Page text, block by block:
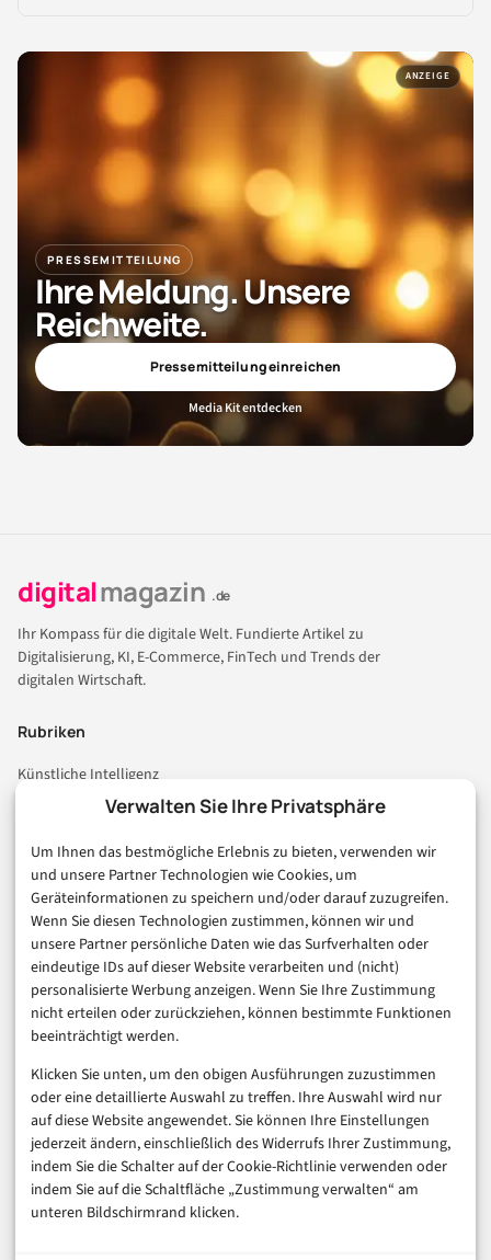
Verwalten Sie Ihre Privatsphäre
Um Ihnen das bestmögliche Erlebnis zu bieten, verwenden wir
und unsere Partner Technologien wie Cookies, um
Geräteinformationen zu speichern und/oder darauf zuzugreifen.
Wenn Sie diesen Technologien zustimmen, können wir und
unsere Partner persönliche Daten wie das Surfverhalten oder
eindeutige IDs auf dieser Website verarbeiten und (nicht)
personalisierte Werbung anzeigen. Wenn Sie Ihre Zustimmung
nicht erteilen oder zurückziehen, können bestimmte Funktionen
beeinträchtigt werden.
Klicken Sie unten, um den obigen Ausführungen zuzustimmen
oder eine detaillierte Auswahl zu treffen. Ihre Auswahl wird nur
auf diese Website angewendet. Sie können Ihre Einstellungen
jederzeit ändern, einschließlich des Widerrufs Ihrer Zustimmung,
indem Sie die Schalter auf der Cookie-Richtlinie verwenden oder
indem Sie auf die Schaltfläche „Zustimmung verwalten“ am
unteren Bildschirmrand klicken.
ANZEIGE
PRESSEMITTEILUNG
Ihre Meldung. Unsere
Reichweite.
Pressemitteilung einreichen
Media Kit entdecken
digitalmagazin .de
Ihr Kompass für die digitale Welt. Fundierte Artikel zu
Digitalisierung, KI, E-Commerce, FinTech und Trends der
digitalen Wirtschaft.
Rubriken
Künstliche Intelligenz
Technologie & IT
Consumer & Digital Life
Marketing
Finanzen & FinTech
Business & Karriere
Sicherheit & Recht
Digitalisierung
Marketing
Magazin
Unsere Redaktion
Werbeformate & Media Kit
Rechtliches